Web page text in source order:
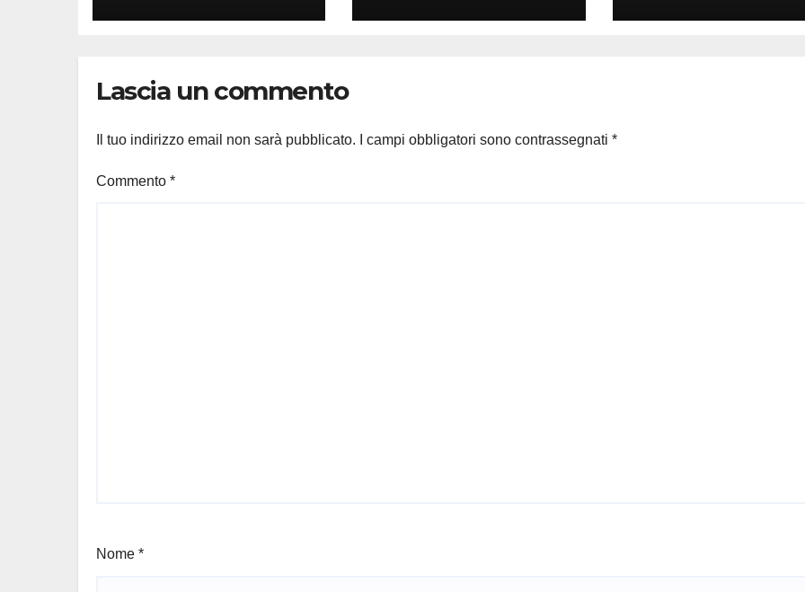
CRITERI?
Lascia un commento
Il tuo indirizzo email non sarà pubblicato. I campi obbligatori sono contrassegnati *
Commento *
Nome *